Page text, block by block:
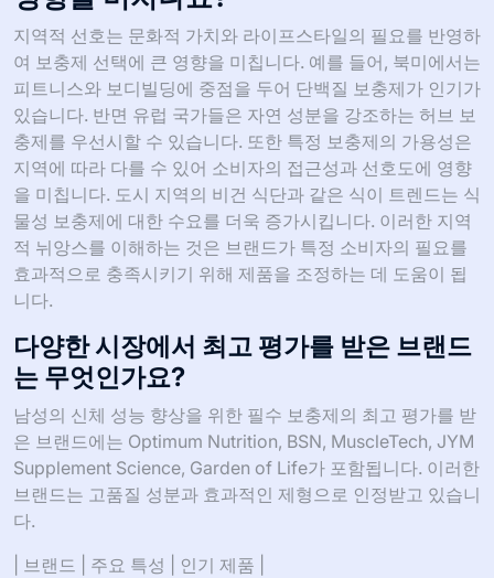
지역적 선호는 문화적 가치와 라이프스타일의 필요를 반영하
여 보충제 선택에 큰 영향을 미칩니다. 예를 들어, 북미에서는
피트니스와 보디빌딩에 중점을 두어 단백질 보충제가 인기가
있습니다. 반면 유럽 국가들은 자연 성분을 강조하는 허브 보
충제를 우선시할 수 있습니다. 또한 특정 보충제의 가용성은
지역에 따라 다를 수 있어 소비자의 접근성과 선호도에 영향
을 미칩니다. 도시 지역의 비건 식단과 같은 식이 트렌드는 식
물성 보충제에 대한 수요를 더욱 증가시킵니다. 이러한 지역
적 뉘앙스를 이해하는 것은 브랜드가 특정 소비자의 필요를
효과적으로 충족시키기 위해 제품을 조정하는 데 도움이 됩
니다.
다양한 시장에서 최고 평가를 받은 브랜드
는 무엇인가요?
남성의 신체 성능 향상을 위한 필수 보충제의 최고 평가를 받
은 브랜드에는 Optimum Nutrition, BSN, MuscleTech, JYM
Supplement Science, Garden of Life가 포함됩니다. 이러한
브랜드는 고품질 성분과 효과적인 제형으로 인정받고 있습니
다.
| 브랜드 | 주요 특성 | 인기 제품 |